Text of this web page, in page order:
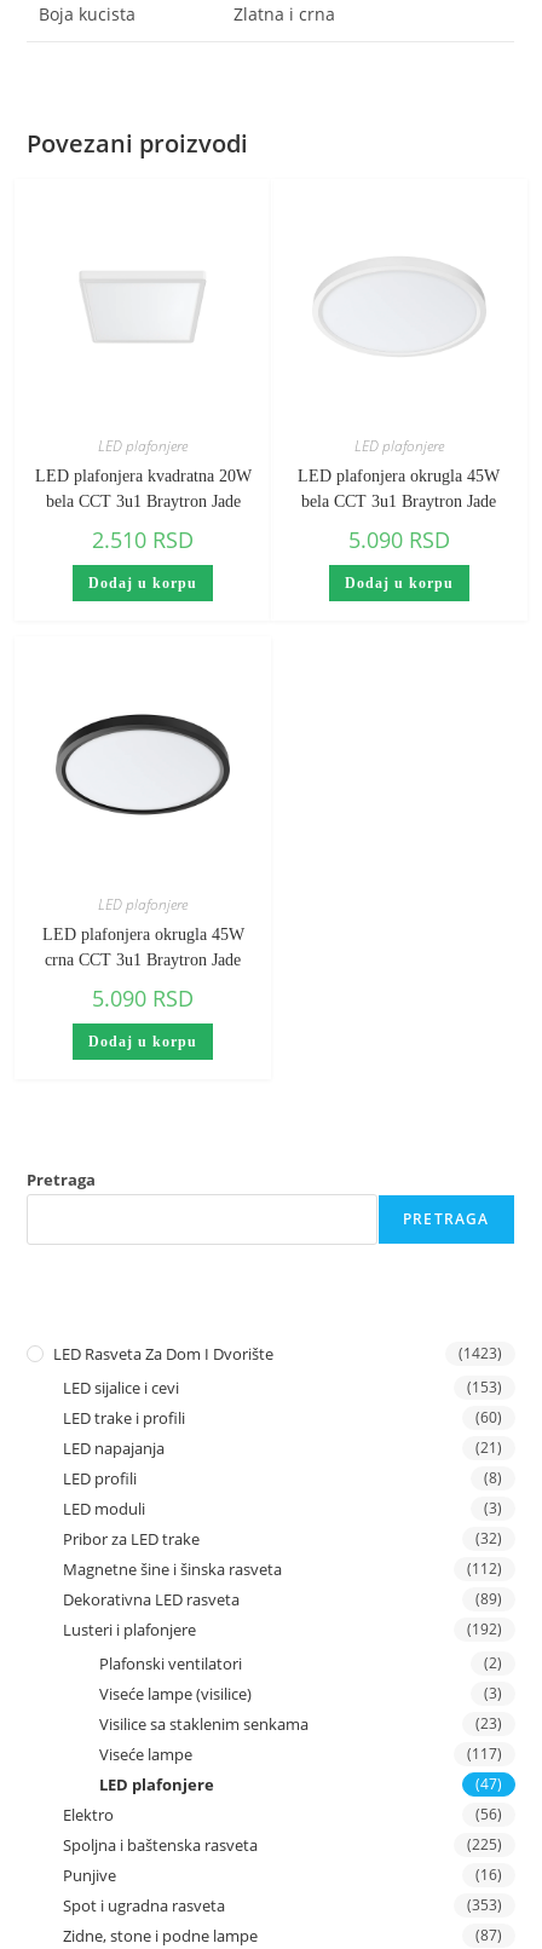
Boja kucista Zlatna i crna
Povezani proizvodi
LED plafonjere
LED plafonjera kvadratna 20W
bela CCT 3u1 Braytron Jade
2.510 RSD
Dodaj u korpu
LED plafonjere
LED plafonjera okrugla 45W
bela CCT 3u1 Braytron Jade
5.090 RSD
Dodaj u korpu
LED plafonjere
LED plafonjera okrugla 45W
crna CCT 3u1 Braytron Jade
5.090 RSD
Dodaj u korpu
Pretraga
PRETRAGA
LED Rasveta Za Dom I Dvorište (1423)
LED sijalice i cevi (153)
LED trake i profili (60)
LED napajanja (21)
LED profili (8)
LED moduli (3)
Pribor za LED trake (32)
Magnetne šine i šinska rasveta (112)
Dekorativna LED rasveta (89)
Lusteri i plafonjere (192)
Plafonski ventilatori (2)
Viseće lampe (visilice) (3)
Visilice sa staklenim senkama (23)
Viseće lampe (117)
LED plafonjere (47)
Elektro (56)
Spoljna i baštenska rasveta (225)
Punjive (16)
Spot i ugradna rasveta (353)
Zidne, stone i podne lampe (87)